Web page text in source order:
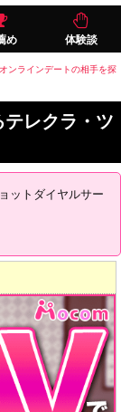
め 体験談
オンラインデートの相手を探
レクラ・ツ
ットダイヤルサー